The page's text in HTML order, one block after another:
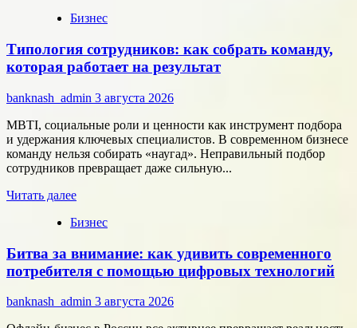
о
компаний
«Элемент»
развивает
сотрудничество
с
центрами
разработки
в
области
микроэлектроники
Бизнес
Типология сотрудников: как собрать команду,
которая работает на результат
banknash_admin 3 августа 2026
MBTI, социальные роли и ценности как инструмент подбора
и удержания ключевых специалистов. В современном бизнесе
команду нельзя собирать «наугад». Неправильный подбор
сотрудников превращает даже сильную...
Читать далееПрочитать
о
сотрудников:
как
собрать
команду,
которая
работает
Бизнес
Битва за внимание: как удивить современного
потребителя с помощью цифровых технологий
banknash_admin 3 августа 2026